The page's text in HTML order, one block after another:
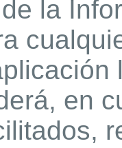
la
en